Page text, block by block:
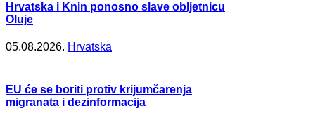
Hrvatska i Knin ponosno slave obljetnicu
Oluje
05.08.2026. Hrvatska
EU će se boriti protiv krijumčarenja
migranata i dezinformacija